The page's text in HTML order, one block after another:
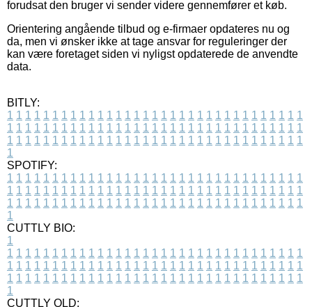
forudsat den bruger vi sender videre gennemfører et køb.
Orientering angående tilbud og e-firmaer opdateres nu og
da, men vi ønsker ikke at tage ansvar for reguleringer der
kan være foretaget siden vi nyligst opdaterede de anvendte
data.
BITLY:
1 1 1 1 1 1 1 1 1 1 1 1 1 1 1 1 1 1 1 1 1 1 1 1 1 1 1 1 1 1 1 1 1
1 1 1 1 1 1 1 1 1 1 1 1 1 1 1 1 1 1 1 1 1 1 1 1 1 1 1 1 1 1 1 1 1
1 1 1 1 1 1 1 1 1 1 1 1 1 1 1 1 1 1 1 1 1 1 1 1 1 1 1 1 1 1 1 1 1
1
SPOTIFY:
1 1 1 1 1 1 1 1 1 1 1 1 1 1 1 1 1 1 1 1 1 1 1 1 1 1 1 1 1 1 1 1 1
1 1 1 1 1 1 1 1 1 1 1 1 1 1 1 1 1 1 1 1 1 1 1 1 1 1 1 1 1 1 1 1 1
1 1 1 1 1 1 1 1 1 1 1 1 1 1 1 1 1 1 1 1 1 1 1 1 1 1 1 1 1 1 1 1 1
1
CUTTLY BIO:
1
1 1 1 1 1 1 1 1 1 1 1 1 1 1 1 1 1 1 1 1 1 1 1 1 1 1 1 1 1 1 1 1 1
1 1 1 1 1 1 1 1 1 1 1 1 1 1 1 1 1 1 1 1 1 1 1 1 1 1 1 1 1 1 1 1 1
1 1 1 1 1 1 1 1 1 1 1 1 1 1 1 1 1 1 1 1 1 1 1 1 1 1 1 1 1 1 1 1 1
1
CUTTLY OLD: